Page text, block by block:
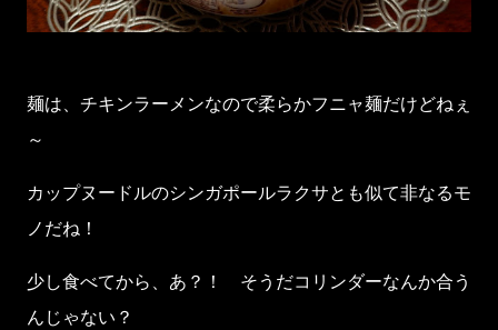
麺は、チキンラーメンなので柔らかフニャ麺だけどねぇ
～
カップヌードルのシンガポールラクサとも似て非なるモ
ノだね！
少し食べてから、あ？！ そうだコリンダーなんか合う
んじゃない？